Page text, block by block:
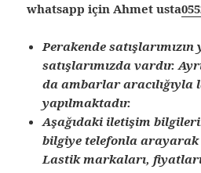
whatsapp için Ahmet usta
Perakende
satışlarımızda vardır.
da ambarlar
yapılmaktadır.
Aşağıdaki iletişim
bilgiye telefonla
Lastik markaları,